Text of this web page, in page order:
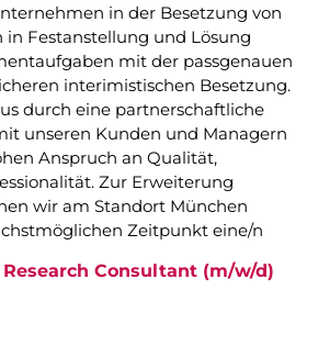
in der Besetzung von
in Festanstellung und Lösung
mit der passgenauen
interimistischen Besetzung.
durch eine partnerschaftliche
unseren Kunden und Managern
Anspruch an Qualität,
Zur Erweiterung
wir am Standort München
Zeitpunkt eine/n
Consultant (m/w/d)